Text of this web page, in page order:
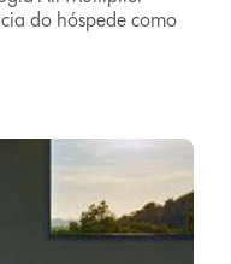
do hóspede como